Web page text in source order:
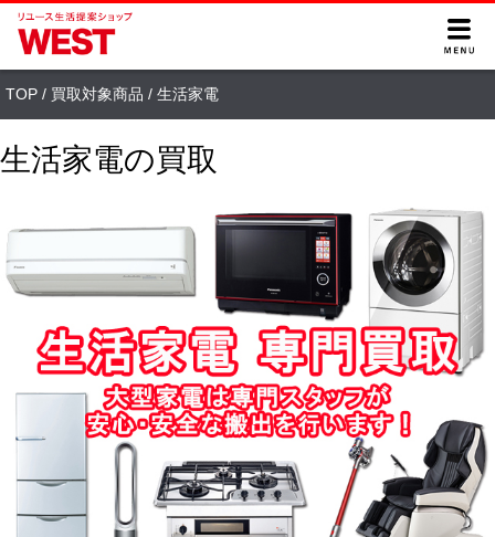
TOP / 買取対象商品 / 生活家電
生活家電の買取